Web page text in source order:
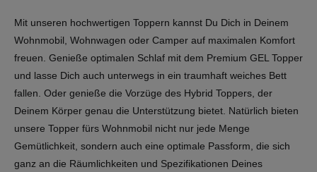
Mit unseren hochwertigen Toppern kannst Du Dich in Deinem
Wohnmobil, Wohnwagen oder Camper auf maximalen Komfort
freuen. Genieße optimalen Schlaf mit dem Premium GEL Topper
und lasse Dich auch unterwegs in ein traumhaft weiches Bett
fallen. Oder genieße die Vorzüge des Hybrid Toppers, der
Deinem Körper genau die Unterstützung bietet. Natürlich bieten
unsere Topper fürs Wohnmobil nicht nur jede Menge
Gemütlichkeit, sondern auch eine optimale Passform, die sich
ganz an die Räumlichkeiten und Spezifikationen Deines